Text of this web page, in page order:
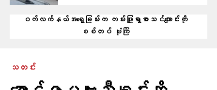
ဝက်လက်နယ်အရှေ့ခြမ်းက ကမ်းဖြူရွာစာသင်ကျောင်းကို
စစ်တပ် ဗုံးကြဲ
သတင်း